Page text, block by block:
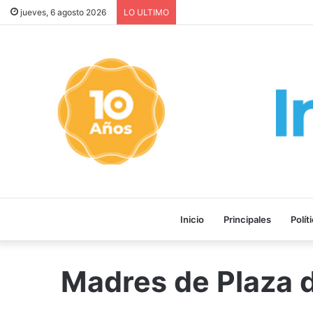
jueves, 6 agosto 2026 LO ULTIMO
Inicio Principales
Madres de Plaza